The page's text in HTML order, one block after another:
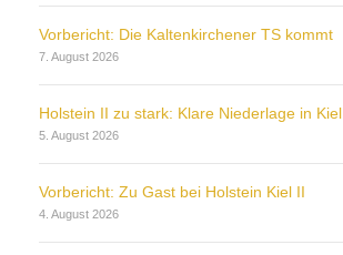
Vorbericht: Die Kaltenkirchener TS kommt
7. August 2026
Holstein II zu stark: Klare Niederlage in Kiel
5. August 2026
Vorbericht: Zu Gast bei Holstein Kiel II
4. August 2026